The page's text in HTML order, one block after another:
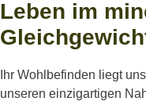
Leben im
Ihr Wohlbefinden liegt
unseren einzigartigen